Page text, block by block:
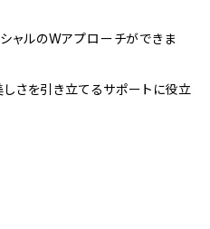
シャルのWアプローチができま
しさを引き立てるサポートに役立